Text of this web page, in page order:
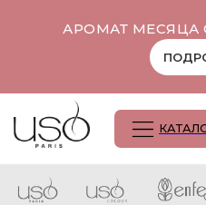
АРОМАТ МЕСЯЦА
КАТАЛОГ